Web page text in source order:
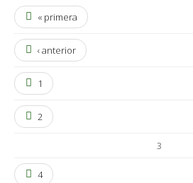
« primera
‹ anterior
1
2
3
4